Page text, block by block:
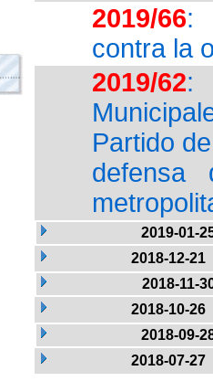
2019/66:
contra la
2019/62:
Partido
2019-01-
2018-12-21
2018-11-
2018-10-26
2018-09-
2018-07-27